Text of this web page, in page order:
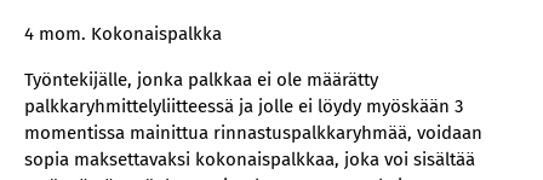
4 mom. Kokonaispalkka
Työntekijälle, jonka palkkaa ei ole määrätty
palkkaryhmittelyliitteessä ja jolle ei löydy myöskään 3
momentissa mainittua rinnastuspalkkaryhmää, voidaan
sopia maksettavaksi kokonaispalkkaa, joka voi sisältää